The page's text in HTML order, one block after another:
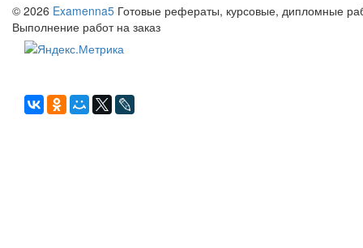
© 2026 Examenna5 Готовые рефераты, курсовые, дипломные
Выполнение работ на заказ